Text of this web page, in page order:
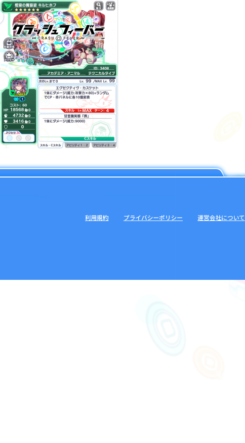
利用規約 プライバシーポリシー 運営会社について